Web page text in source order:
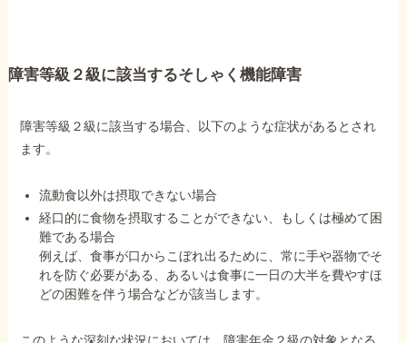
089-907-3797
障害等級２級に該当するそしゃく機能障害
障害等級２級に該当する場合、以下のような症状があるとされ
ます。
流動食以外は摂取できない場合
経口的に食物を摂取することができない、もしくは極めて困
難である場合
例えば、食事が口からこぼれ出るために、常に手や器物でそ
れを防ぐ必要がある、あるいは食事に一日の大半を費やすほ
どの困難を伴う場合などが該当します。
このような深刻な状況においては、障害年金２級の対象となる